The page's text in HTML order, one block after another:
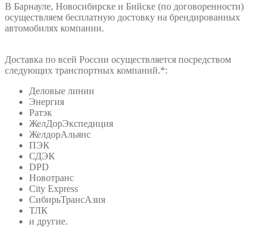
В Барнауле, Новосибирске и Бийске (по договоренности)
осуществляем бесплатную достовку на брендированных
автомобилях компании.
Доставка по всей России осуществляется посредством
следующих транспортных компаний.*:
Деловые линии
Энергия
Ратэк
ЖелДорЭкспедиция
ЖелдорАльянс
ПЭК
СДЭК
DPD
Новотранс
City Express
СибирьТрансАзия
ТЛК
и другие.